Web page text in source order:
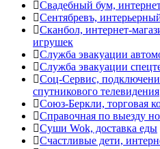
Свадебный бум,
Сентябревъ,
Сканбол, интернет-
игрушек
Служба эвакуации
Служба эвакуации
Соц-Сервис,
спутникового телевидения
Союз-Беркли, торговая
Справочная по выезду
Суши Wok, доставка еды
Счастливые дети,